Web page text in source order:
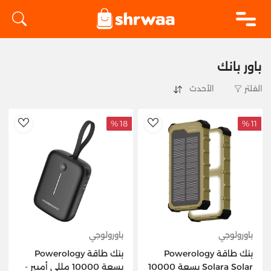
باور بانك
الفلتر
AddToWishlist
11 %
باورولوجي
بنك طاقة Powerology
Solara Solar بسعة 10000
18 %
باورولوجي
بنك طاقة Powerology
بسعة 10000 مللي أمبير -